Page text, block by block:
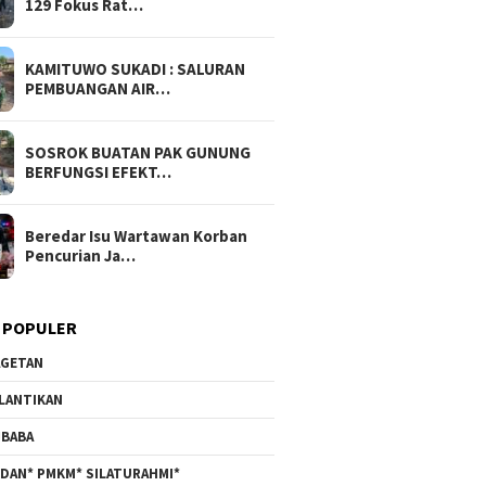
129 Fokus Rat…
KAMITUWO SUKADI : SALURAN
PEMBUANGAN AIR…
SOSROK BUATAN PAK GUNUNG
BERFUNGSI EFEKT…
Beredar Isu Wartawan Korban
Pencurian Ja…
PMKM* SILATURAHMI*